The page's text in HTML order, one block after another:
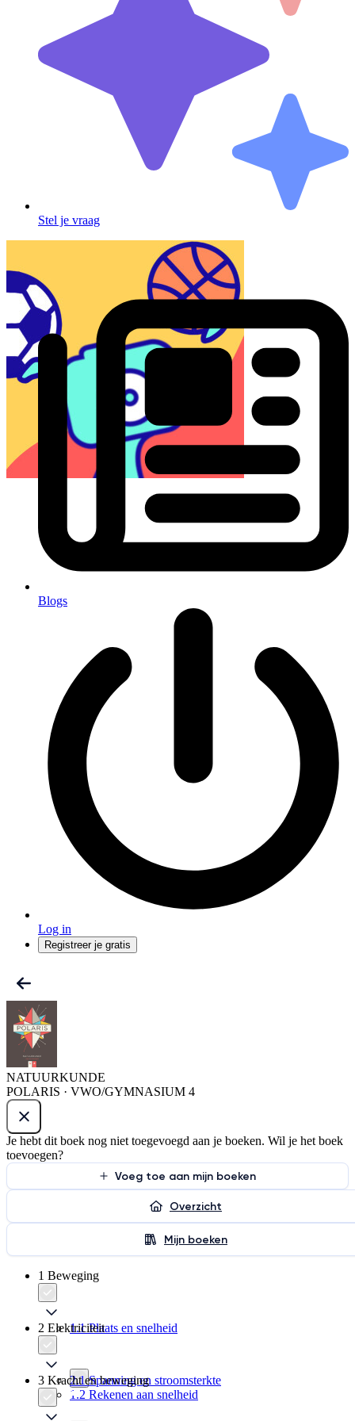
Stel je vraag
Blogs
Log in
Registreer je gratis
NATUURKUNDE
POLARIS · VWO/GYMNASIUM 4
Je hebt dit boek nog niet toegevoegd aan je boeken. Wil je het boek
toevoegen?
Voeg toe aan mijn boeken
Overzicht
Mijn boeken
1 Beweging
1.1 Plaats en snelheid
1.2 Rekenen aan snelheid
2 Elektriciteit
2.1 Spanning en stroomsterkte
3 Kracht en beweging